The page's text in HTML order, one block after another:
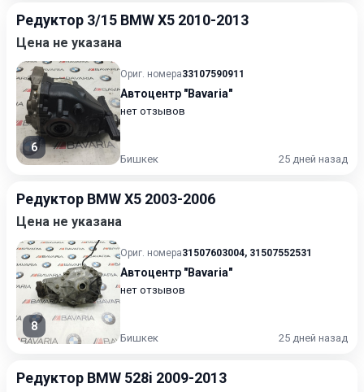
Редуктор 3/15 BMW X5 2010-2013
Цена не указана
6
Ориг. номера33107590911
Автоцентр "Bavaria"
нет отзывов
Бишкек 25 дней назад
Редуктор BMW X5 2003-2006
Цена не указана
8
Ориг. номера31507603004, 31507552531
Автоцентр "Bavaria"
нет отзывов
Бишкек 25 дней назад
Редуктор BMW 528i 2009-2013